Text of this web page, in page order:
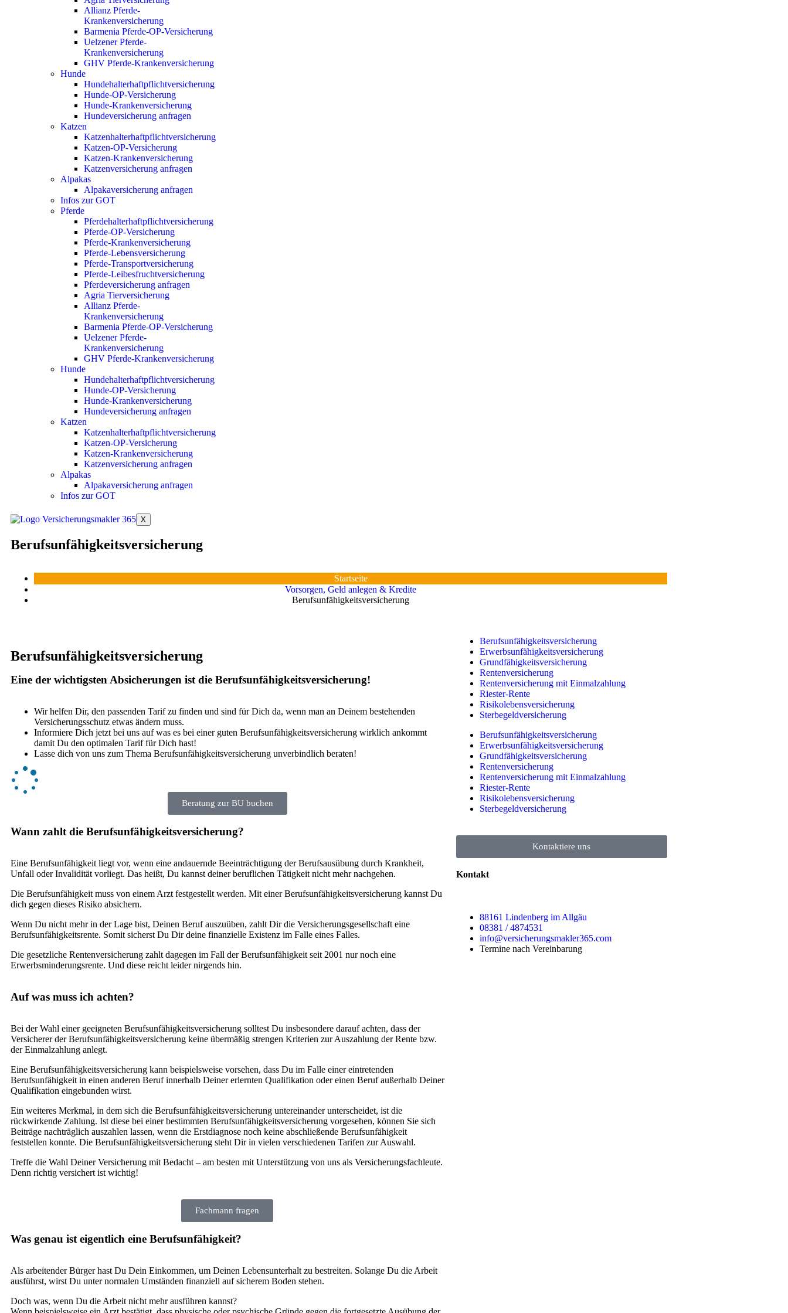
Allianz Pferde-
Krankenversicherung
Barmenia Pferde-OP-Versicherung
Uelzener Pferde-
Krankenversicherung
GHV Pferde-Krankenversicherung
Hunde
Hundehalterhaftpflichtversicherung
Hunde-OP-Versicherung
Hunde-Krankenversicherung
Hundeversicherung anfragen
Katzen
Katzenhalterhaftpflichtversicherung
Katzen-OP-Versicherung
Katzen-Krankenversicherung
Katzenversicherung anfragen
Alpakas
Alpakaversicherung anfragen
Infos zur GOT
Pferde
Pferdehalterhaftpflichtversicherung
Pferde-OP-Versicherung
Pferde-Krankenversicherung
Pferde-Lebensversicherung
Pferde-Transportversicherung
Pferde-Leibesfruchtversicherung
Pferdeversicherung anfragen
Agria Tierversicherung
Allianz Pferde-
Krankenversicherung
Barmenia Pferde-OP-Versicherung
Uelzener Pferde-
Krankenversicherung
GHV Pferde-Krankenversicherung
Hunde
Hundehalterhaftpflichtversicherung
Hunde-OP-Versicherung
Hunde-Krankenversicherung
Hundeversicherung anfragen
Katzen
Katzenhalterhaftpflichtversicherung
Katzen-OP-Versicherung
Katzen-Krankenversicherung
Katzenversicherung anfragen
Alpakas
Alpakaversicherung anfragen
Infos zur GOT
X
Berufsunfähigkeitsversicherung
Startseite
Vorsorgen, Geld anlegen & Kredite
Berufsunfähigkeitsversicherung
Berufsunfähigkeitsversicherung
Eine der wichtigsten Absicherungen ist die Berufsunfähigkeitsversicherung!
Wir helfen Dir, den passenden Tarif zu finden und sind für Dich da, wenn man an Deinem bestehenden
Versicherungsschutz etwas ändern muss.
Informiere Dich jetzt bei uns auf was es bei einer guten Berufsunfähigkeitsversicherung wirklich ankommt
damit Du den optimalen Tarif für Dich hast!
Lasse dich von uns zum Thema Berufsunfähigkeitsversicherung unverbindlich beraten!
Beratung zur BU buchen
Wann zahlt die Berufsunfähigkeitsversicherung?
Eine Berufsunfähigkeit liegt vor, wenn eine andauernde Beeinträchtigung der Berufsausübung durch Krankheit,
Unfall oder Invalidität vorliegt. Das heißt, Du kannst deiner beruflichen Tätigkeit nicht mehr nachgehen.
Die Berufsunfähigkeit muss von einem Arzt festgestellt werden. Mit einer Berufsunfähigkeitsversicherung kannst Du
dich gegen dieses Risiko absichern.
Wenn Du nicht mehr in der Lage bist, Deinen Beruf auszuüben, zahlt Dir die Versicherungsgesellschaft eine
Berufsunfähigkeitsrente. Somit sicherst Du Dir deine finanzielle Existenz im Falle eines Falles.
Die gesetzliche Rentenversicherung zahlt dagegen im Fall der Berufsunfähigkeit seit 2001 nur noch eine
Erwerbsminderungsrente. Und diese reicht leider nirgends hin.
Auf was muss ich achten?
Bei der Wahl einer geeigneten Berufsunfähigkeitsversicherung solltest Du insbesondere darauf achten, dass der
Versicherer der Berufsunfähigkeitsversicherung keine übermäßig strengen Kriterien zur Auszahlung der Rente bzw.
der Einmalzahlung anlegt.
Eine Berufsunfähigkeitsversicherung kann beispielsweise vorsehen, dass Du im Falle einer eintretenden
Berufsunfähigkeit in einen anderen Beruf innerhalb Deiner erlernten Qualifikation oder einen Beruf außerhalb Deiner
Qualifikation eingebunden wirst.
Ein weiteres Merkmal, in dem sich die Berufsunfähigkeitsversicherung untereinander unterscheidet, ist die
rückwirkende Zahlung. Ist diese bei einer bestimmten Berufsunfähigkeitsversicherung vorgesehen, können Sie sich
Beiträge nachträglich auszahlen lassen, wenn die Erstdiagnose noch keine abschließende Berufsunfähigkeit
feststellen konnte. Die Berufsunfähigkeitsversicherung steht Dir in vielen verschiedenen Tarifen zur Auswahl.
Treffe die Wahl Deiner Versicherung mit Bedacht – am besten mit Unterstützung von uns als Versicherungsfachleute.
Denn richtig versichert ist wichtig!
Fachmann fragen
Was genau ist eigentlich eine Berufsunfähigkeit?
Als arbeitender Bürger hast Du Dein Einkommen, um Deinen Lebensunterhalt zu bestreiten. Solange Du die Arbeit
ausführst, wirst Du unter normalen Umständen finanziell auf sicherem Boden stehen.
Doch was, wenn Du die Arbeit nicht mehr ausführen kannst?
Berufsunfähigkeitsversicherung
Erwerbsunfähigkeitsversicherung
Grundfähigkeitsversicherung
Rentenversicherung
Rentenversicherung mit Einmalzahlung
Riester-Rente
Risikolebensversicherung
Sterbegeldversicherung
Berufsunfähigkeitsversicherung
Erwerbsunfähigkeitsversicherung
Grundfähigkeitsversicherung
Rentenversicherung
Rentenversicherung mit Einmalzahlung
Riester-Rente
Risikolebensversicherung
Sterbegeldversicherung
Kontaktiere uns
Kontakt
88161 Lindenberg im Allgäu
08381 / 4874531
info@versicherungsmakler365.com
Termine nach Vereinbarung